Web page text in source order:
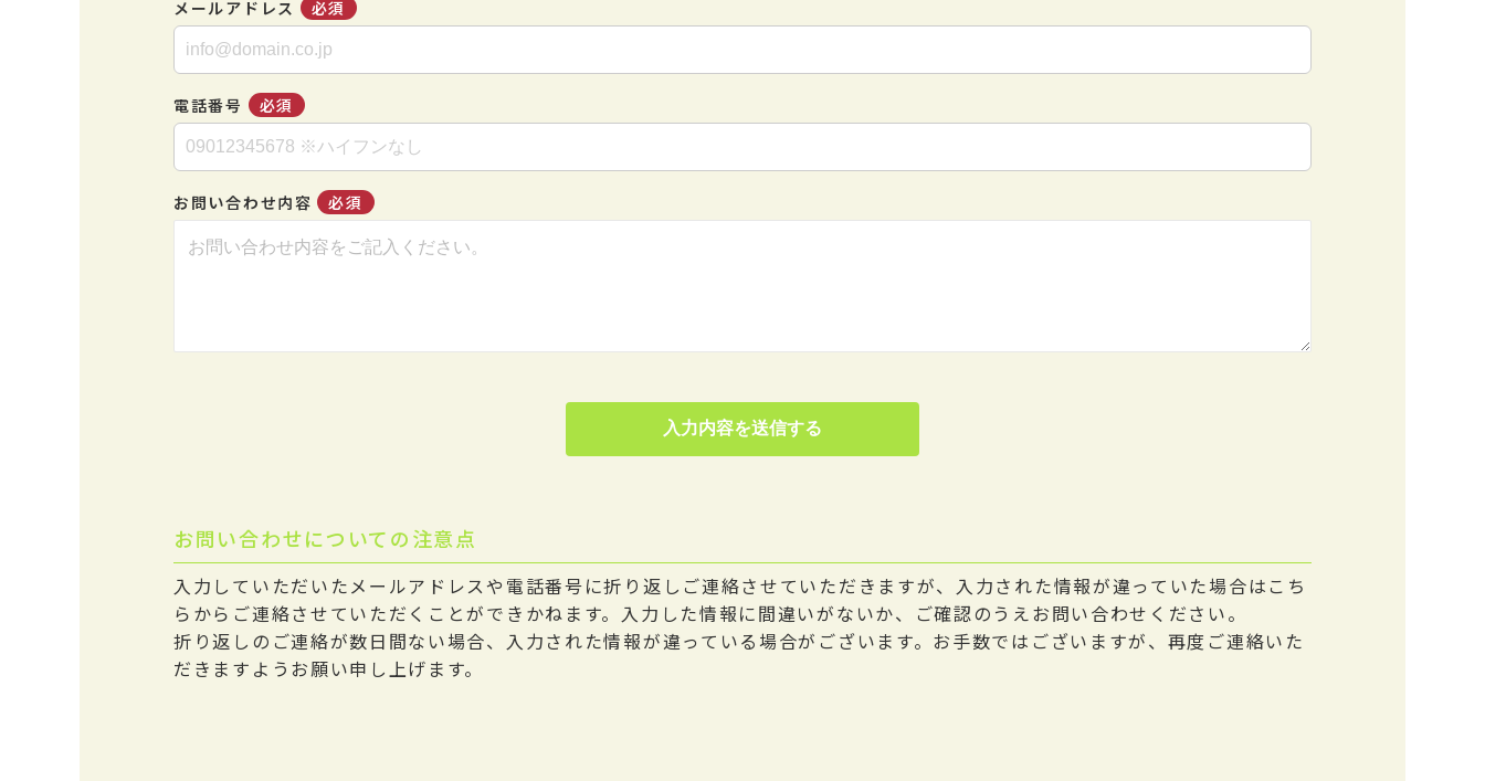
メールアドレス 必須
電話番号 必須
お問い合わせ内容 必須
お問い合わせについての注意点
入力していただいたメールアドレスや電話番号に折り返しご連絡させていただきますが、入力された情報が違っていた場合はこち
らからご連絡させていただくことができかねます。入力した情報に間違いがないか、ご確認のうえお問い合わせください。
折り返しのご連絡が数日間ない場合、入力された情報が違っている場合がございます。お手数ではございますが、再度ご連絡いた
だきますようお願い申し上げます。